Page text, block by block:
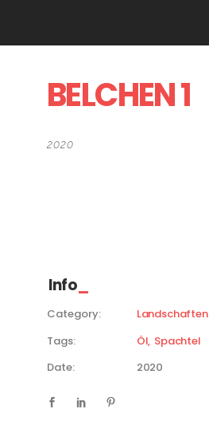
BELCHEN 1
2020
Info
Category:
Landschaften
Tags:
Öl Spachtel
Date:
2020